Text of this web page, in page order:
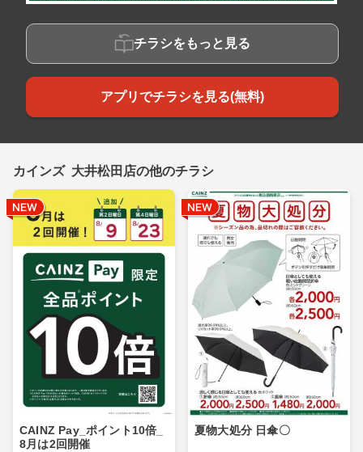
チラシをもっと見る
アプリでチラシを見る(無料)
カインズ 大井松田店の他のチラシ
CAINZ Pay_ポイント10倍_
8月は2回開催
夏物大処分 日傘〇